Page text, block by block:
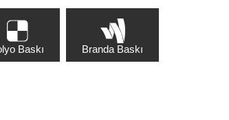
Baskı Branda Baskı